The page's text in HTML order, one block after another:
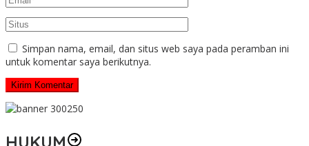
Simpan nama, email, dan situs web saya pada peramban ini
untuk komentar saya berikutnya.